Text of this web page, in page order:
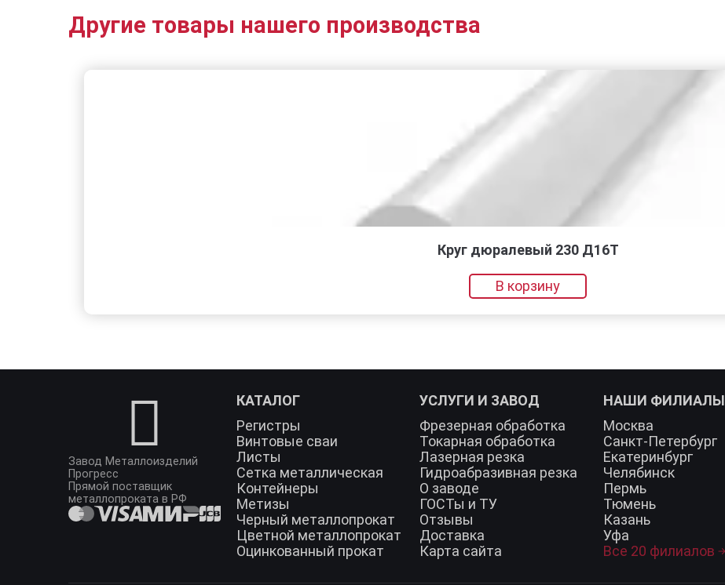
Другие товары нашего производства
Круг дюралевый 230 Д16Т
В корзину
Завод Металлоизделий
Прогресс
Прямой поставщик
металлопроката в РФ
КАТАЛОГ
Регистры
Винтовые сваи
Листы
Сетка металлическая
Контейнеры
Метизы
Черный металлопрокат
Цветной металлопрокат
Оцинкованный прокат
УСЛУГИ И ЗАВОД
Фрезерная обработка
Токарная обработка
Лазерная резка
Гидроабразивная резка
О заводе
ГОСТы и ТУ
Отзывы
Доставка
Карта сайта
НАШИ ФИЛИАЛЫ
Москва
Санкт-Петербург
Екатеринбург
Челябинск
Пермь
Тюмень
Казань
Уфа
Все 20 филиалов